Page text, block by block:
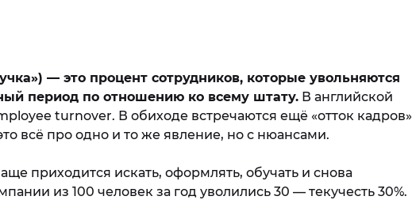
— это процент сотрудников, которые увольняются
период по отношению ко всему штату. В английской
turnover. В обиходе встречаются ещё «отток кадров»
всё про одно и то же явление, но с нюансами.
приходится искать, оформлять, обучать и снова
из 100 человек за год уволились 30 — текучесть 30%.